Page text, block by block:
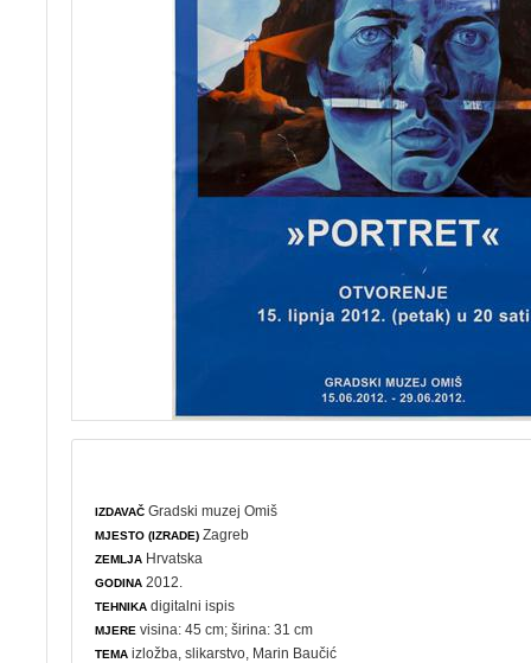
IZDAVAČ Gradski muzej Omiš
MJESTO (IZRADE) Zagreb
ZEMLJA Hrvatska
GODINA 2012.
TEHNIKA digitalni ispis
MJERE visina: 45 cm; širina: 31 cm
TEMA izložba ,slikarstvo , Marin Baučić